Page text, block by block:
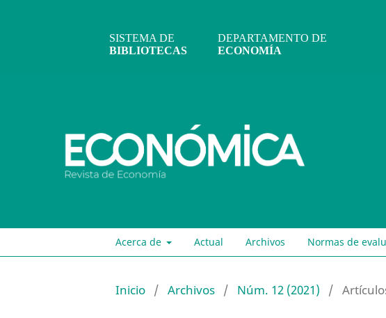
SISTEMA DE
BIBLIOTECAS
DEPARTAMENTO DE
ECONOMÍA
Acerca de Actual Archivos Normas de
Inicio / Archivos / Núm. 12 (2021) /